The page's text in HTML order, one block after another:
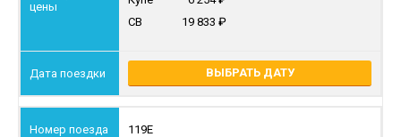
СВ
19 833
ВЫБРАТЬ ДАТУ
119Е